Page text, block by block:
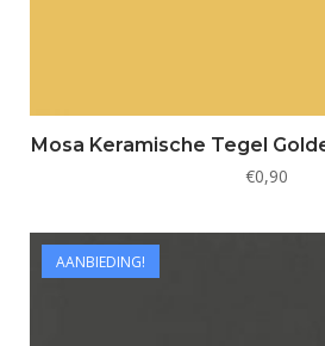
Mosa Keramische Tegel
€0,90
AANBIEDING!